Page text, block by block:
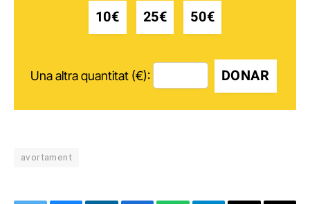
10€ 25€ 50€
Una altra quantitat (€): DONAR
avortament